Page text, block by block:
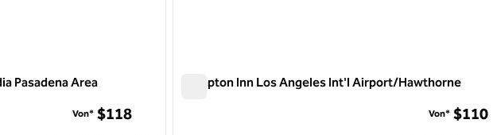
Pasadena Area
Von* $118
Hampton Inn Los Angeles Int'l Airport/Hawthorne
Von* $110